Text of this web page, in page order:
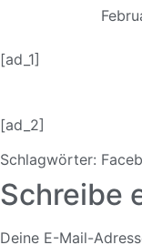
[ad_1]
[ad_2]
Schlagwörter:
Schreibe
Deine E-Mail-